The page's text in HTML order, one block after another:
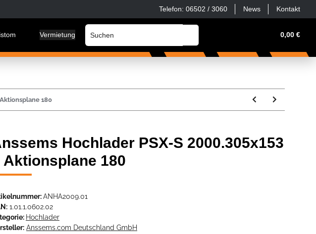
Telefon: 06502 / 3060 News Kontakt
0,00 €
Vermietung Werkstatt, Haus & Hof
180
Hochlader PSX-S 2000.305x153
Aktionsplane 180
ANHA2009.01
1.01.1.0602.02
Hochlader
Anssems.com Deutschland GmbH